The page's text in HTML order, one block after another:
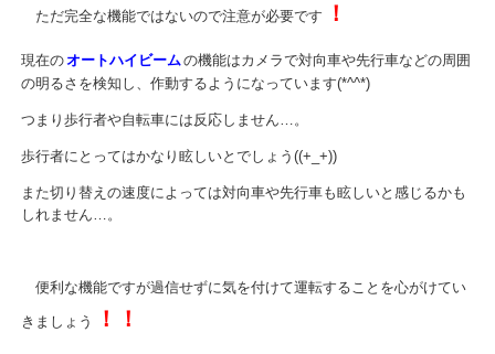
ただ完全な機能ではないので注意が必要です ！
現在のオートハイビームの機能はカメラで対向車や先行車などの周囲
の明るさを検知し、作動するようになっています(*^^*)
つまり歩行者や自転車には反応しません…。
歩行者にとってはかなり眩しいとでしょう((+_+))
また切り替えの速度によっては対向車や先行車も眩しいと感じるかも
しれません…。
便利な機能ですが過信せずに気を付けて運転することを心がけてい
きましょう ！！